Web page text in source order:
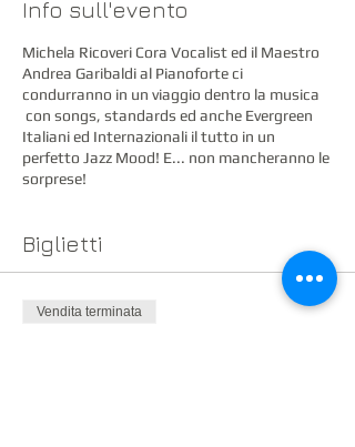
Info sull'evento
Michela Ricoveri Cora Vocalist ed il Maestro
Andrea Garibaldi al Pianoforte ci
condurranno in un viaggio dentro la musica
con songs, standards ed anche Evergreen
Italiani ed Internazionali il tutto in un
perfetto Jazz Mood! E... non mancheranno le
sorprese!
Biglietti
Vendita terminata